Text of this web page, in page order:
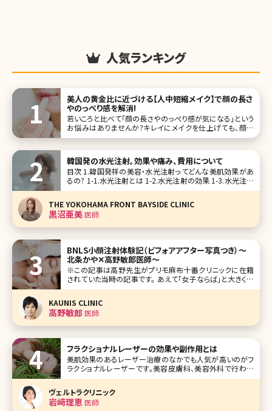
人気ランキング
美人の黄金比に近づける【人中短縮メイク】で顔の長さ
やのっぺり感を解消!
若いころと比べて「顔の長さやのっぺり感が気になる」という
お悩みはありませんか?キレイにメイクを仕上げても、顔の
コンプレックスを解消するのはなかなか難しいですよね。そ
見せる「人中短縮メイク」。 そこで今回は、顔ののっぺり感を
解消して、美人の黄金
韓国発の水光注射。効果や痛み、費用について
目次 1.韓国発祥の美容・水光注射ってどんな美肌効果があ
るの? 1-1.水光注射とは 1-2.水光注射の効果 1-3.水光注射
のメリットとは 1-4.水光注射の痛みは? 1-5.水光注射のダウ
とめ 【
THE YOKOHAMA FRONT BAYSIDE CLINIC
黒沼亜美医師
BNLS小顔注射体験記（ビフォアアフター写真つき）〜
北条かや✕高野敏郎医師〜
※この記事は高野先生がプリモ麻布十番クリニックに在籍
されていた当時の記事です。 あえて「女子ならば」と大きく出
てみるが、女子ならば誰しも「小顔」に憧れた経験があるので
ば……」と鏡の前でため息をついた経験は、2度や3度ではあ
るまい。ダイエットや美容
KAUNIS CLINIC
高野敏郎 医師
フラクショナルレーザーの効果や副作用とは
美肌効果のあるレーザー治療のなかでも人気が高いのがフ
ラクショナルレーザーです。美容皮膚科、美容外科で行われ
るレーザーの治療はいくつか種類がありますが、フラクショナ
ルレーザーにはどのような特徴があるのでしょうか。ここでは
フラクショナルレーザーの基本的な知識から最新の施術情
報まで詳しくお伝えしていきます
ヴェルトラクリニック
岩﨑理恵 医師